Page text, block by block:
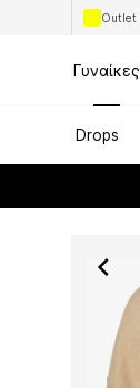
Outlet
Γυναίκες
Drops